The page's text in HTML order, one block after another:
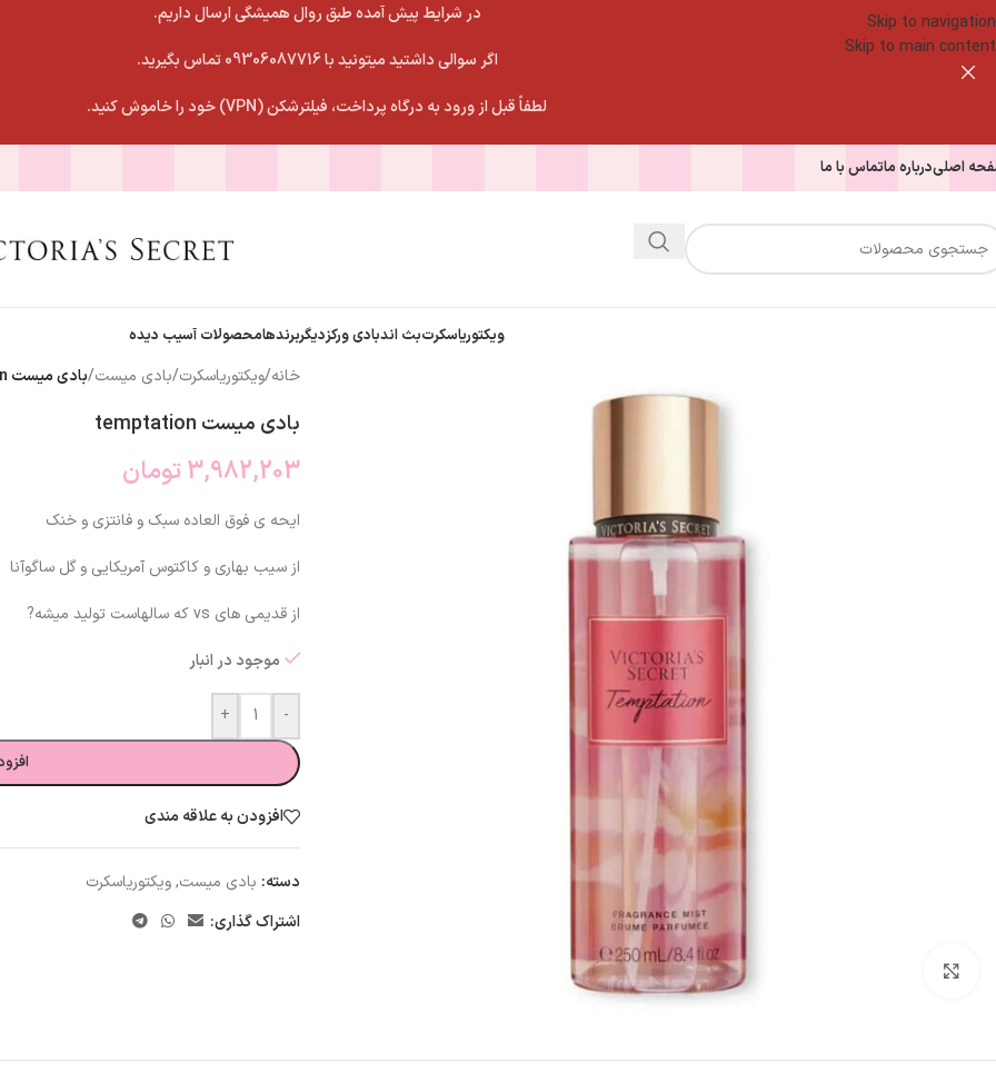
Skip to navigation
Skip to main content
در شرایط پیش آمده طبق روال همیشگی ارسال داریم.
اگر سوالی داشتید میتونید با 09306087716 تماس بگیرید.
لطفاً قبل از ورود به درگاه پرداخت، فیلترشکن (VPN) خود را خاموش کنید.
اصلیدرباره ماتماس با ما
ویکتوریاسکرتبث اندبادی ورکزدیگربرندهامحصولات آسیب دیده
خانه/ویکتوریاسکرت/بادی میست/بادی میست temptation
بادی میست temptation
3,982,203 تومان
ایحه ی فوق العاده سبک و فانتزی و خنک
از سیب بهاری و کاکتوس آمریکایی و گل ساگوآنا
از قدیمی های vs که سالهاست تولید میشه?
موجود در انبار
-
+
افزودن به علاقه مندی
دسته: بادی میست,ویکتوریاسکرت
اشتراک گذاری: